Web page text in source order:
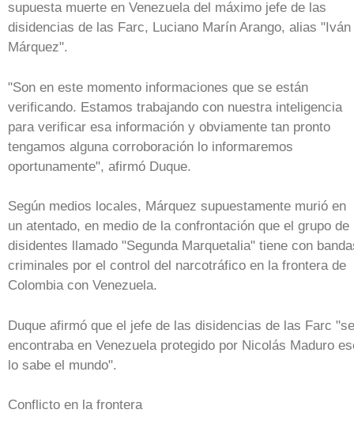
supuesta muerte en Venezuela del máximo jefe de las
disidencias de las Farc, Luciano Marín Arango, alias "Iván
Márquez".
"Son en este momento informaciones que se están
verificando. Estamos trabajando con nuestra inteligencia
para verificar esa información y obviamente tan pronto
tengamos alguna corroboración lo informaremos
oportunamente", afirmó Duque.
Según medios locales, Márquez supuestamente murió en
un atentado, en medio de la confrontación que el grupo de
disidentes llamado "Segunda Marquetalia" tiene con
criminales por el control del narcotráfico en la frontera de
Colombia con Venezuela.
Duque afirmó que el jefe de las disidencias de las Farc "se
encontraba en Venezuela protegido por Nicolás Maduro
lo sabe el mundo".
Conflicto en la frontera